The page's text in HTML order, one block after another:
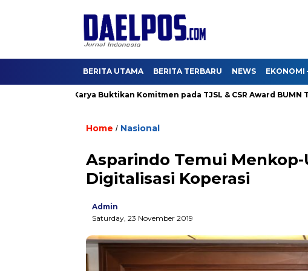
BERITA UTAMA BERITA TERBARU NEWS EKONOMI
Karya Buktikan Komitmen pada TJSL & CSR Award BUMN Track
Home / Nasional
Asparindo Temui
Digitalisasi Koperasi
Admin
Saturday, 23 November 2019